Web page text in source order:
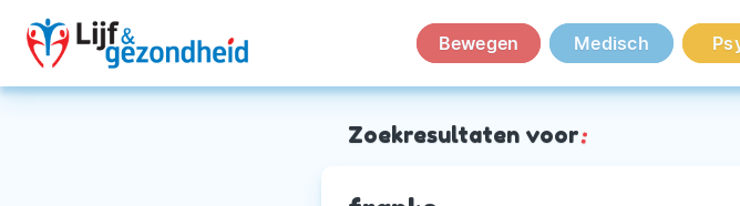
Bewegen Medisch
Zoekresultaten voor: